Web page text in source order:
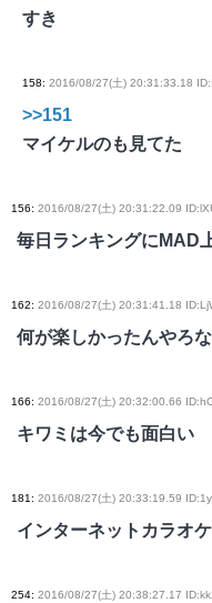
すき
158: 2016/08/27(土) 20:31:33.18
>>151
マイケルのも見てた
156: 2016/08/27(土) 20:31:22.09
毎日ランキングにMAD
162: 2016/08/27(土) 20:31:41.18
何が楽しかったんやろな
166: 2016/08/27(土) 20:32:00.66
キワミは今でも面白い
181: 2016/08/27(土) 20:33:19.59
インターネットカラオ
254: 2016/08/27(土) 20:38:27.17